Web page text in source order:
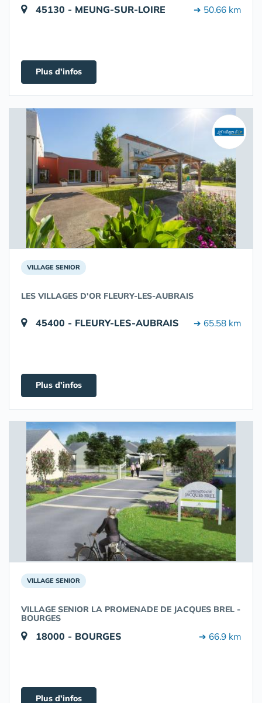
45130 - MEUNG-SUR-LOIRE ➔ 50.66 km
Plus d'infos
VILLAGE SENIOR
LES VILLAGES D'OR FLEURY-LES-AUBRAIS
45400 - FLEURY-LES-AUBRAIS ➔ 65.58 km
Plus d'infos
VILLAGE SENIOR
VILLAGE SENIOR LA PROMENADE DE JACQUES BREL -
BOURGES
18000 - BOURGES ➔ 66.9 km
Plus d'infos